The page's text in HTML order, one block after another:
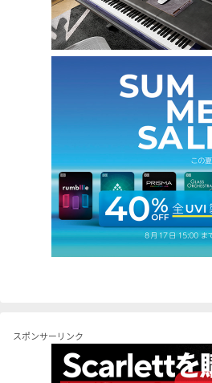
スポンサーリンク